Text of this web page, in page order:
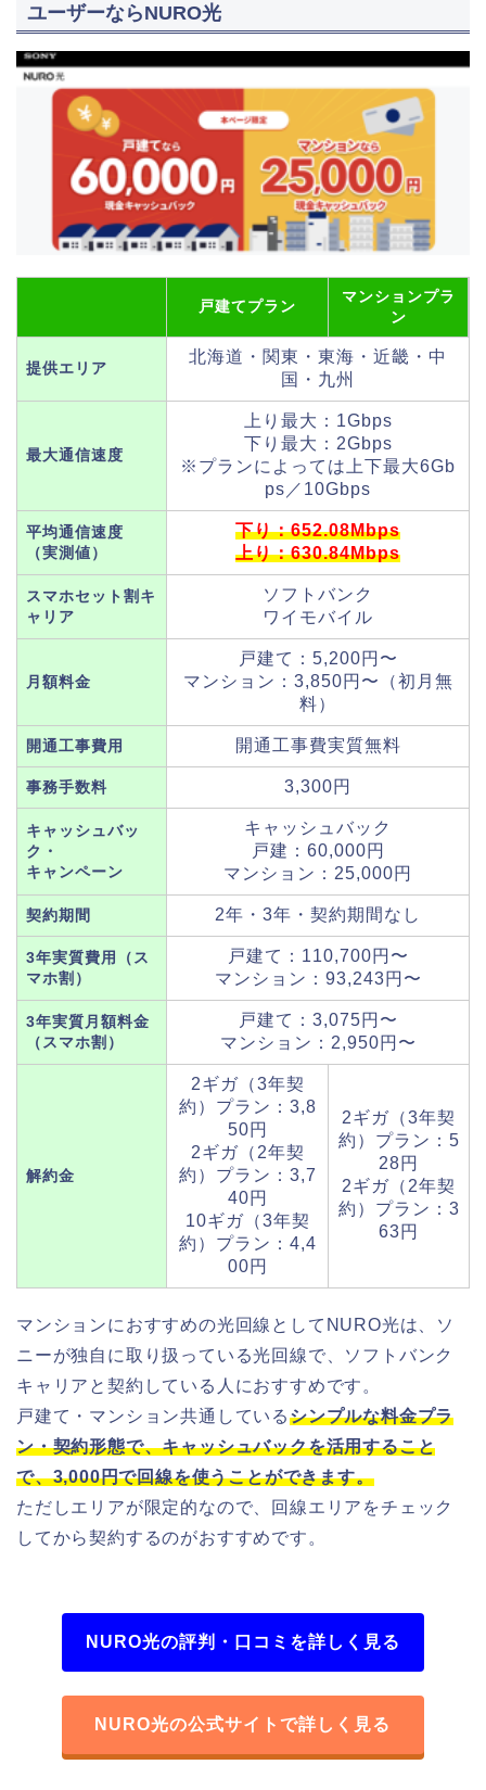
ユーザーならNURO光
戸建てプラン
マンションプラ
ン
提供エリア
北海道・関東・東海・近畿・中
国・九州
最大通信速度
上り最大：1Gbps
下り最大：2Gbps
※プランによっては上下最大6Gb
ps／10Gbps
平均通信速度
（実測値）
下り：652.08Mbps
上り：630.84Mbps
スマホセット割キ
ャリア
ソフトバンク
ワイモバイル
月額料金
戸建て：5,200円〜
マンション：3,850円〜（初月無
料）
開通工事費用 開通工事費実質無料
事務手数料 3,300円
キャッシュバッ
ク・
キャンペーン
キャッシュバック
戸建：60,000円
マンション：25,000円
契約期間 2年・3年・契約期間なし
3年実質費用（ス
マホ割）
戸建て：110,700円〜
マンション：93,243円〜
3年実質月額料金
（スマホ割）
戸建て：3,075円〜
マンション：2,950円〜
解約金
2ギガ（3年契
約）プラン：3,8
50円
2ギガ（2年契
約）プラン：3,7
40円
10ギガ（3年契
約）プラン：4,4
00円
2ギガ（3年契
約）プラン：5
28円
2ギガ（2年契
約）プラン：3
63円
マンションにおすすめの光回線としてNURO光は、ソ
ニーが独自に取り扱っている光回線で、ソフトバンク
キャリアと契約している人におすすめです。
戸建て・マンション共通しているシンプルな料金プラ
ン・契約形態で、キャッシュバックを活用すること
で、3,000円で回線を使うことができます。
ただしエリアが限定的なので、回線エリアをチェック
してから契約するのがおすすめです。
NURO光の評判・口コミを詳しく見る
NURO光の公式サイトで詳しく見る